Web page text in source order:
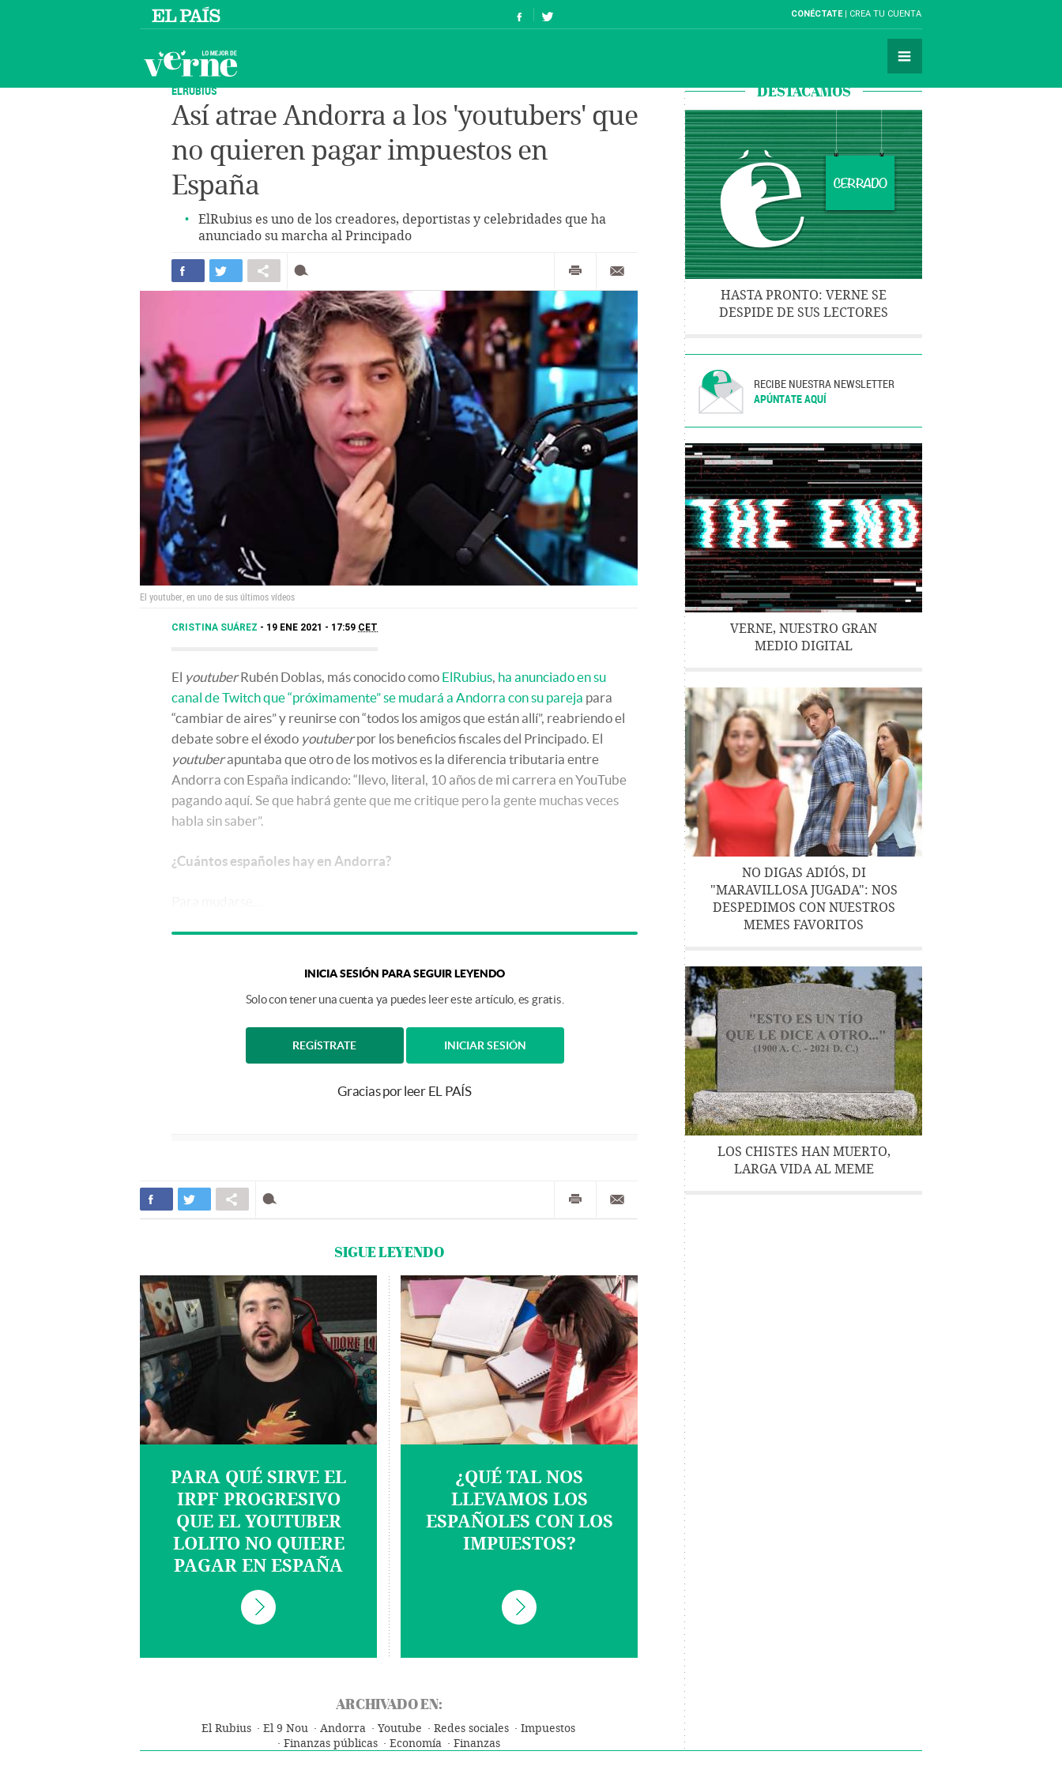
CONÉCTATE CREA TU CUENTA
ELRUBIUS
Así atrae Andorra a los 'youtubers' que
no quieren pagar impuestos en
España
ElRubius es uno de los creadores, deportistas y celebridades que ha
anunciado su marcha al Principado
El youtuber, en uno de sus últimos vídeos
CRISTINA SUÁREZ 19 ENE 2021 - 17:59 CET
El youtuberRubén Doblas, más conocido como ElRubius, ha anunciado en su
canal de Twitch que “próximamente” se mudará a Andorra con su pareja para
“cambiar de aires” y reunirse con “todos los amigos que están allí”, reabriendo el
debate sobre el éxodo youtuberpor los beneficios fiscales del Principado. El
youtuberapuntaba que otro de los motivos es la diferencia tributaria entre
Andorra con España indicando: “llevo, literal, 10 años de mi carrera en YouTube
pagando aquí. Se que habrá gente que me critique pero la gente muchas veces
habla sin saber”.
¿Cuántos españoles hay en Andorra?
INICIA SESIÓN PARA SEGUIR LEYENDO
Solo con tener una cuenta ya puedes leer este artículo, es gratis.
REGÍSTRATE INICIAR SESIÓN
Gracias por leer EL PAÍS
SIGUE LEYENDO
PARA QUÉ SIRVE EL
IRPF PROGRESIVO
QUE EL YOUTUBER
LOLITO NO QUIERE
PAGAR EN ESPAÑA
¿QUÉ TAL NOS
LLEVAMOS LOS
ESPAÑOLES CON LOS
IMPUESTOS?
ARCHIVADO EN:
El Rubius El 9 Nou Andorra Youtube Redes sociales
Impuestos
Finanzas públicas
Economía Finanzas
DESTACAMOS
HASTA PRONTO: VERNE SE
DESPIDE DE SUS LECTORES
RECIBE NUESTRA NEWSLETTER
APÚNTATE AQUÍ
VERNE, NUESTRO GRAN
MEDIO DIGITAL
NO DIGAS ADIÓS, DI
"MARAVILLOSA JUGADA": NOS
DESPEDIMOS CON NUESTROS
MEMES FAVORITOS
LOS CHISTES HAN MUERTO,
LARGA VIDA AL MEME